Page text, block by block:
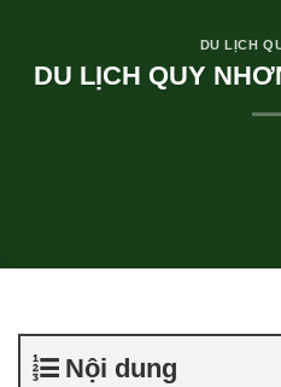
DU LỊCH
DU LỊCH QUY
Nội dung